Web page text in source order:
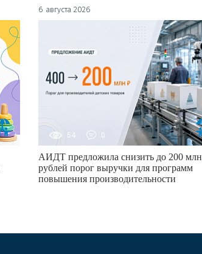
6 августа 2026
54 0
АИДТ предложила снизить до 200 млн
рублей порог выручки для программ
повышения производительности